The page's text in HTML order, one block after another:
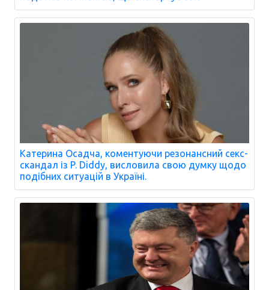
Катерина Осадча, коментуючи резонансний секс-
скандал із P. Diddy, висловила свою думку щодо
подібних ситуацій в Україні.